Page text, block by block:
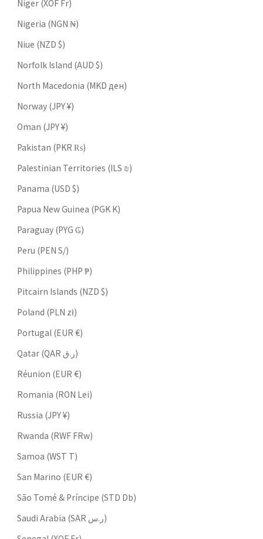
Niger (XOF Fr)
Nigeria (NGN ₦)
Niue (NZD $)
Norfolk Island (AUD $)
North Macedonia (MKD ден)
Norway (JPY ¥)
Oman (JPY ¥)
Pakistan (PKR ₨)
Palestinian Territories (ILS ₪)
Panama (USD $)
Papua New Guinea (PGK K)
Paraguay (PYG ₲)
Peru (PEN S/)
Philippines (PHP ₱)
Pitcairn Islands (NZD $)
Poland (PLN zł)
Portugal (EUR €)
Qatar (QAR ر.ق)
Réunion (EUR €)
Romania (RON Lei)
Russia (JPY ¥)
Rwanda (RWF FRw)
Samoa (WST T)
San Marino (EUR €)
São Tomé & Príncipe (STD Db)
Saudi Arabia (SAR ر.س)